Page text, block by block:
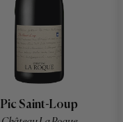
Pic Saint-Loup